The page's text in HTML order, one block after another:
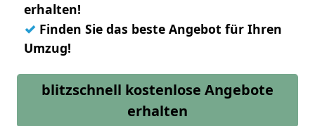
erhalten!
✓ Finden Sie das beste Angebot für Ihren
Umzug!
blitzschnell kostenlose Angebote
erhalten